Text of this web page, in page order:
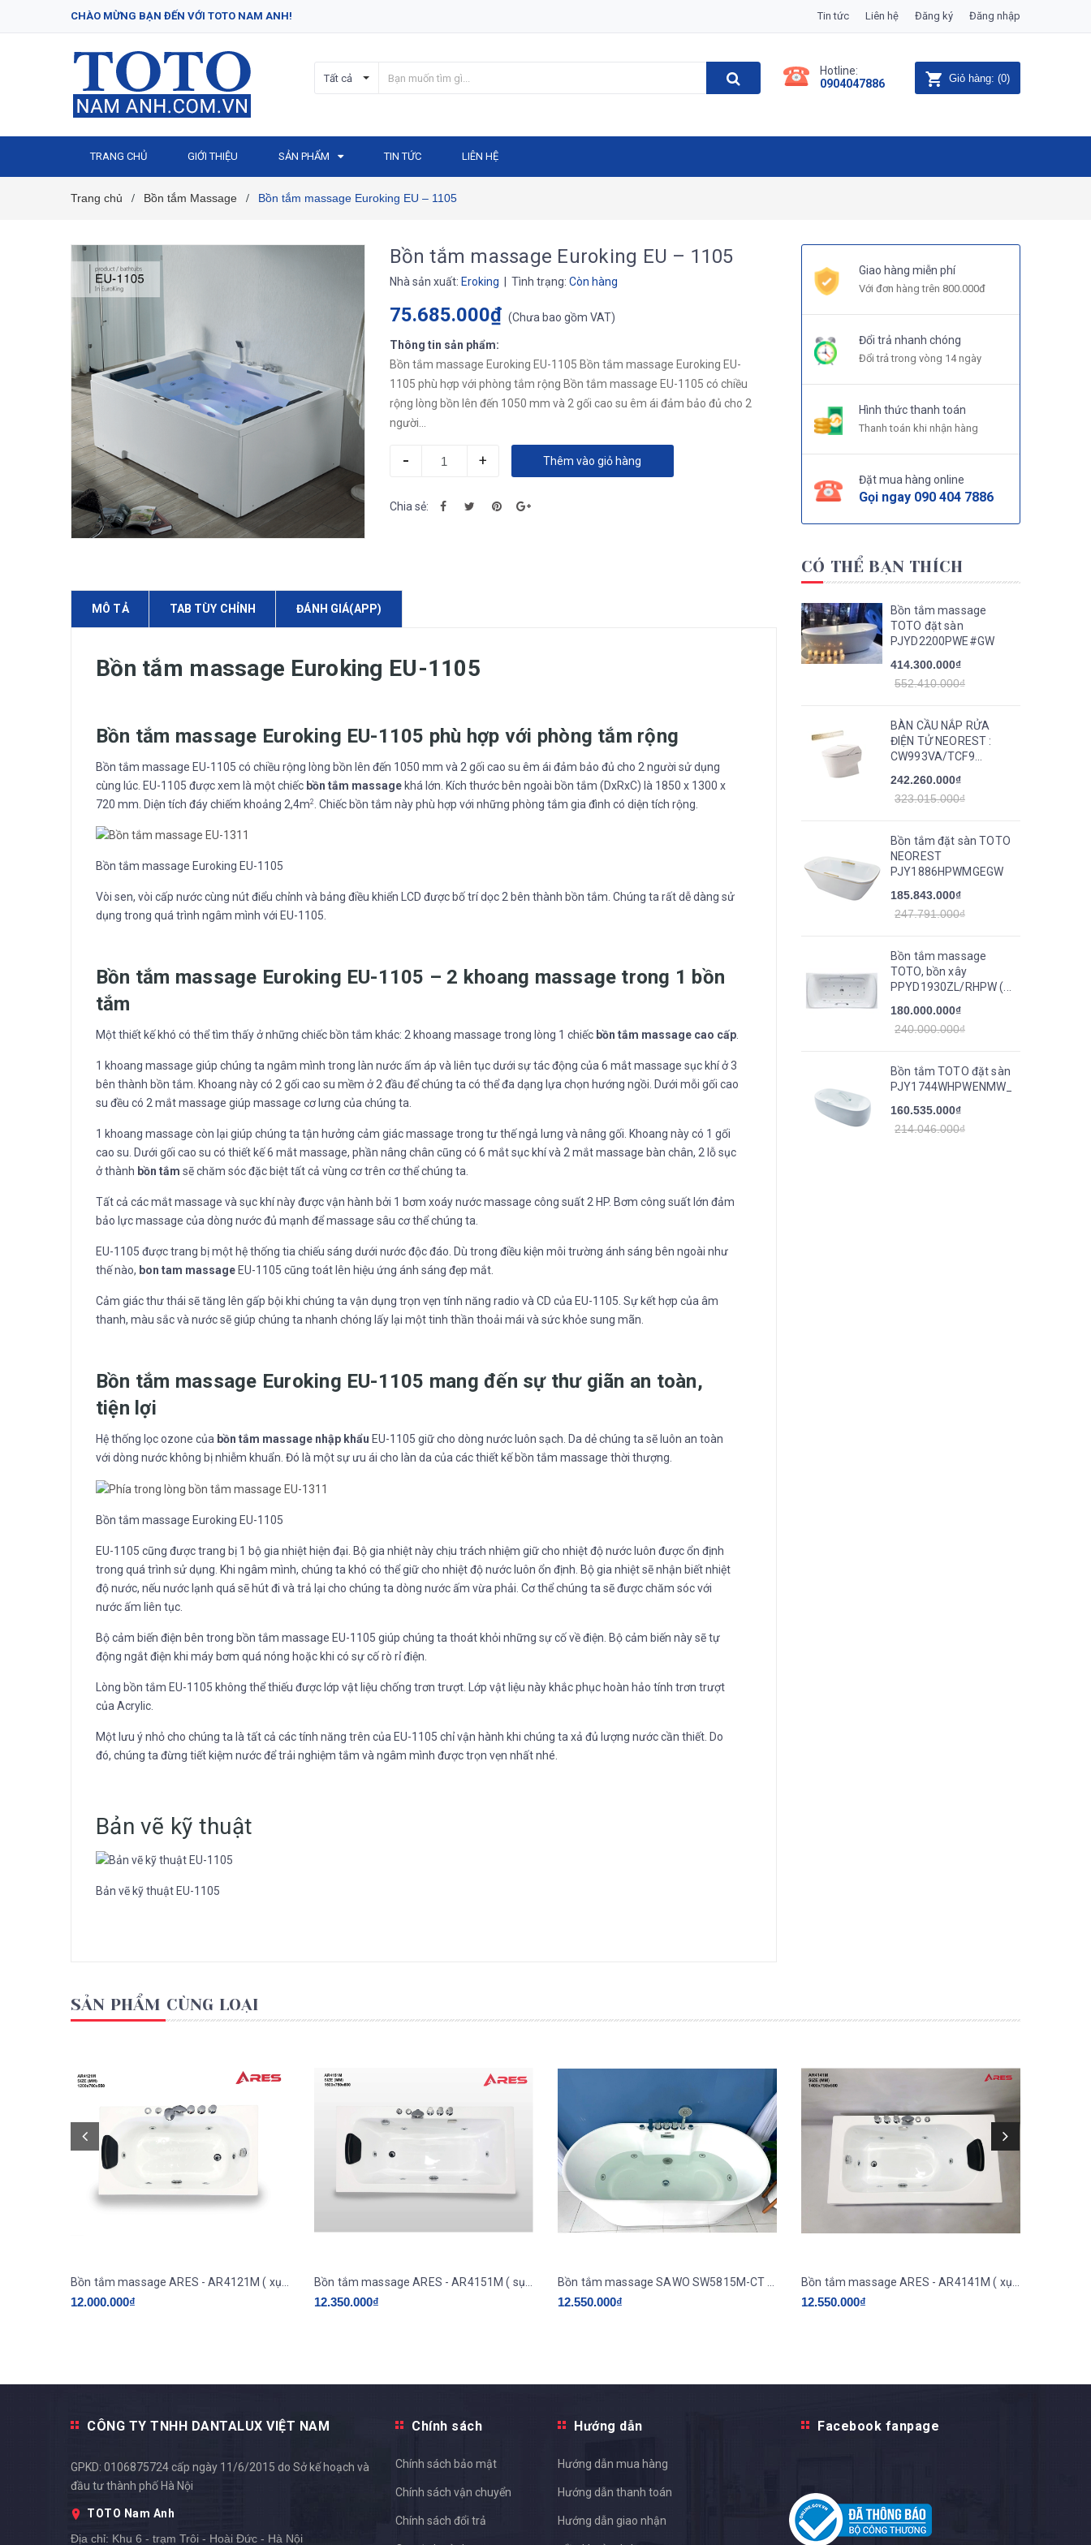
CHÀO MỪNG BẠN ĐẾN VỚI TOTO NAM ANH! Tin tức Liên hệ Đăng ký Đăng nhập
Tất cả
Hotline:
0904047886
Giỏ hàng: (0)
TRANG CHỦ GIỚI THIỆU SẢN PHẨM TIN TỨC LIÊN HỆ
Trang chủ / Bồn tắm Massage / Bồn tắm massage Euroking EU – 1105
Bồn tắm massage Euroking EU – 1105
Nhà sản xuất: Eroking | Tình trạng: Còn hàng
75.685.000₫ (Chưa bao gồm VAT)
Thông tin sản phẩm:
Bồn tắm massage Euroking EU-1105 Bồn tắm massage Euroking EU-
1105 phù hợp với phòng tắm rộng Bồn tắm massage EU-1105 có chiều
rộng lòng bồn lên đến 1050 mm và 2 gối cao su êm ái đảm bảo đủ cho 2
người...
- + Thêm vào giỏ hàng
Chia sẻ:
MÔ TẢ TAB TÙY CHỈNH ĐÁNH GIÁ(APP)
Bồn tắm massage Euroking EU-1105
Bồn tắm massage Euroking EU-1105 phù hợp với phòng tắm rộng
Bồn tắm massage EU-1105 có chiều rộng lòng bồn lên đến 1050 mm và 2 gối cao su êm ái đảm bảo đủ cho 2 người sử dụng
cùng lúc. EU-1105 được xem là một chiếc bồn tắm massagekhá lớn. Kích thước bên ngoài bồn tắm (DxRxC) là 1850 x 1300 x
720 mm. Diện tích đáy chiếm khoảng 2,4m2 . Chiếc bồn tắm này phù hợp với những phòng tắm gia đình có diện tích rộng.
Bồn tắm massage Euroking EU-1105
Vòi sen, vòi cấp nước cùng nút điểu chỉnh và bảng điều khiển LCD được bố trí dọc 2 bên thành bồn tắm. Chúng ta rất dễ dàng sử
dụng trong quá trình ngâm mình với EU-1105.
Bồn tắm massage Euroking EU-1105 – 2 khoang massage trong 1 bồn
tắm
Một thiết kế khó có thể tìm thấy ở những chiếc bồn tắm khác: 2 khoang massage trong lòng 1 chiếc bồn tắm massage cao cấp.
1 khoang massage giúp chúng ta ngâm mình trong làn nước ấm áp và liên tục dưới sự tác động của 6 mắt massage sục khí ở 3
bên thành bồn tắm. Khoang này có 2 gối cao su mềm ở 2 đầu để chúng ta có thể đa dạng lựa chọn hướng ngồi. Dưới mỗi gối cao
su đều có 2 mắt massage giúp massage cơ lưng của chúng ta.
1 khoang massage còn lại giúp chúng ta tận hưởng cảm giác massage trong tư thế ngả lưng và nâng gối. Khoang này có 1 gối
cao su. Dưới gối cao su có thiết kế 6 mắt massage, phần nâng chân cũng có 6 mắt sục khí và 2 mắt massage bàn chân, 2 lỗ sục
ở thành bồn tắm sẽ chăm sóc đặc biệt tất cả vùng cơ trên cơ thể chúng ta.
Tất cả các mắt massage và sục khí này được vận hành bởi 1 bơm xoáy nước massage công suất 2 HP. Bơm công suất lớn đảm
bảo lực massage của dòng nước đủ mạnh để massage sâu cơ thể chúng ta.
EU-1105 được trang bị một hệ thống tia chiếu sáng dưới nước độc đáo. Dù trong điều kiện môi trường ánh sáng bên ngoài như
thế nào, bon tam massage EU-1105 cũng toát lên hiệu ứng ánh sáng đẹp mắt.
Cảm giác thư thái sẽ tăng lên gấp bội khi chúng ta vận dụng trọn vẹn tính năng radio và CD của EU-1105. Sự kết hợp của âm
thanh, màu sắc và nước sẽ giúp chúng ta nhanh chóng lấy lại một tinh thần thoải mái và sức khỏe sung mãn.
Bồn tắm massage Euroking EU-1105 mang đến sự thư giãn an toàn,
tiện lợi
Hệ thống lọc ozone của bồn tắm massage nhập khẩu EU-1105 giữ cho dòng nước luôn sạch. Da dẻ chúng ta sẽ luôn an toàn
với dòng nước không bị nhiễm khuẩn. Đó là một sự ưu ái cho làn da của các thiết kế bồn tắm massage thời thượng.
Bồn tắm massage Euroking EU-1105
EU-1105 cũng được trang bị 1 bộ gia nhiệt hiện đại. Bộ gia nhiệt này chịu trách nhiệm giữ cho nhiệt độ nước luôn được ổn định
trong quá trình sử dụng. Khi ngâm mình, chúng ta khó có thể giữ cho nhiệt độ nước luôn ổn định. Bộ gia nhiệt sẽ nhận biết nhiệt
độ nước, nếu nước lạnh quá sẽ hút đi và trả lại cho chúng ta dòng nước ấm vừa phải. Cơ thể chúng ta sẽ được chăm sóc với
nước ấm liên tục.
Bộ cảm biến điện bên trong bồn tắm massage EU-1105 giúp chúng ta thoát khỏi những sự cố về điện. Bộ cảm biến này sẽ tự
động ngắt điện khi máy bơm quá nóng hoặc khi có sự cố rò rỉ điện.
Lòng bồn tắm EU-1105 không thể thiếu được lớp vật liệu chống trơn trượt. Lớp vật liệu này khắc phục hoàn hảo tính trơn trượt
của Acrylic.
Một lưu ý nhỏ cho chúng ta là tất cả các tính năng trên của EU-1105 chỉ vận hành khi chúng ta xả đủ lượng nước cần thiết. Do
đó, chúng ta đừng tiết kiệm nước để trải nghiệm tắm và ngâm mình được trọn vẹn nhất nhé.
Bản vẽ kỹ thuật
Bản vẽ kỹ thuật EU-1105
Giao hàng miễn phí
Với đơn hàng trên 800.000đ
Đổi trả nhanh chóng
Đổi trả trong vòng 14 ngày
Hình thức thanh toán
Thanh toán khi nhận hàng
Đặt mua hàng online
Gọi ngay 090 404 7886
CÓ THỂ BẠN THÍCH
Bồn tắm massage
TOTO đặt sàn
PJYD2200PWE#GW
414.300.000₫
552.410.000₫
BÀN CẦU NẮP RỬA
ĐIỆN TỬ NEOREST :
CW993VA/TCF9...
242.260.000₫
323.015.000₫
Bồn tắm đặt sàn TOTO
NEOREST
PJY1886HPWMGEGW
185.843.000₫
247.791.000₫
Bồn tắm massage
TOTO, bồn xây
PPYD1930ZL/RHPW (...
180.000.000₫
240.000.000₫
Bồn tắm TOTO đặt sàn
PJY1744WHPWENMW_TVBF412
160.535.000₫
214.046.000₫
SẢN PHẨM CÙNG LOẠI
12.000.000₫ 12.350.000₫ 12.550.000₫ 12.550.000₫
CÔNG TY TNHH DANTALUX VIỆT NAM
GPKD: 0106875724 cấp ngày 11/6/2015 do Sở kế hoạch và
đầu tư thành phố Hà Nội
TOTO Nam Anh
Địa chỉ: Khu 6 - trạm Trôi - Hoài Đức - Hà Nội
Chính sách
Chính sách bảo mật
Chính sách vận chuyển
Chính sách đổi trả
Hướng dẫn
Hướng dẫn mua hàng
Hướng dẫn thanh toán
Hướng dẫn giao nhận
Facebook fanpage